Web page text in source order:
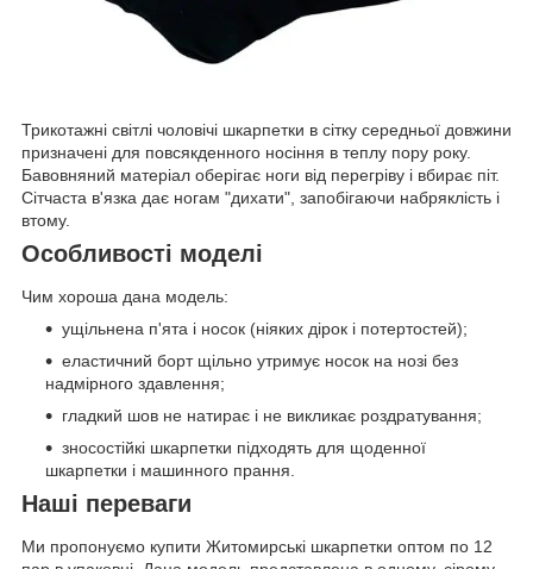
Трикотажні світлі чоловічі шкарпетки в сітку середньої довжини
призначені для повсякденного носіння в теплу пору року.
Бавовняний матеріал оберігає ноги від перегріву і вбирає піт.
Сітчаста в'язка дає ногам "дихати", запобігаючи набряклість і
втому.
Особливості моделі
Чим хороша дана модель:
ущільнена п'ята і носок (ніяких дірок і потертостей);
еластичний борт щільно утримує носок на нозі без
надмірного здавлення;
гладкий шов не натирає і не викликає роздратування;
зносостійкі шкарпетки підходять для щоденної
шкарпетки і машинного прання.
Наші переваги
Ми пропонуємо купити Житомирські шкарпетки оптом по 12